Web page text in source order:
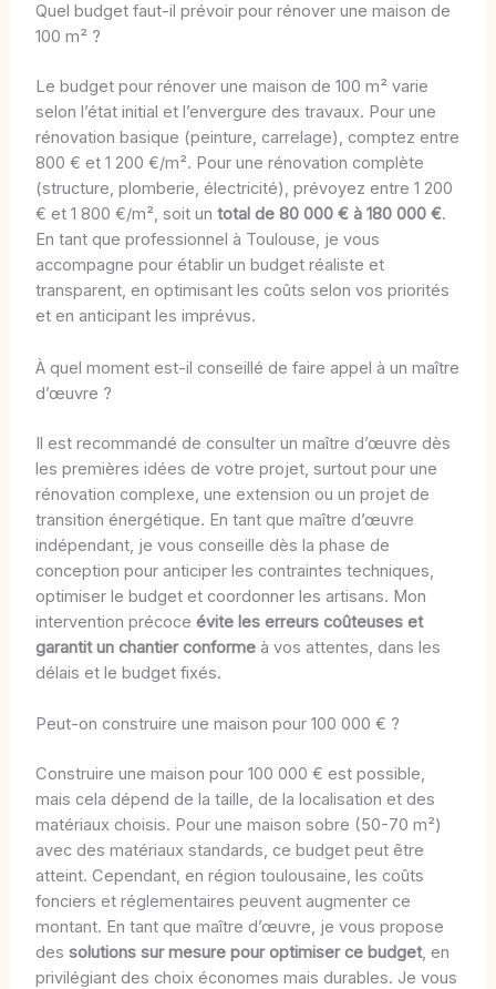
Quel budget faut-il prévoir pour rénover une maison de
100 m² ?
Le budget pour rénover une maison de 100 m² varie
selon l’état initial et l’envergure des travaux. Pour une
rénovation basique (peinture, carrelage), comptez entre
800 € et 1 200 €/m². Pour une rénovation complète
(structure, plomberie, électricité), prévoyez entre 1 200
€ et 1 800 €/m², soit un total de 80 000 € à 180 000 €.
En tant que professionnel à Toulouse, je vous
accompagne pour établir un budget réaliste et
transparent, en optimisant les coûts selon vos priorités
et en anticipant les imprévus.
À quel moment est-il conseillé de faire appel à un maître
d’œuvre ?
Il est recommandé de consulter un maître d’œuvre dès
les premières idées de votre projet, surtout pour une
rénovation complexe, une extension ou un projet de
transition énergétique. En tant que maître d’œuvre
indépendant, je vous conseille dès la phase de
conception pour anticiper les contraintes techniques,
optimiser le budget et coordonner les artisans. Mon
intervention précoce évite les erreurs coûteuses et
garantit un chantier conformeà vos attentes, dans les
délais et le budget fixés.
Peut-on construire une maison pour 100 000 € ?
Construire une maison pour 100 000 € est possible,
mais cela dépend de la taille, de la localisation et des
matériaux choisis. Pour une maison sobre (50-70 m²)
avec des matériaux standards, ce budget peut être
atteint. Cependant, en région toulousaine, les coûts
fonciers et réglementaires peuvent augmenter ce
montant. En tant que maître d’œuvre, je vous propose
des solutions sur mesure pour optimiser ce budget, en
privilégiant des choix économes mais durables. Je vous